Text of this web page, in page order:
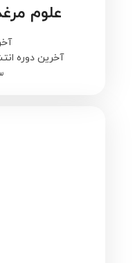
علوم
آخرین دوره